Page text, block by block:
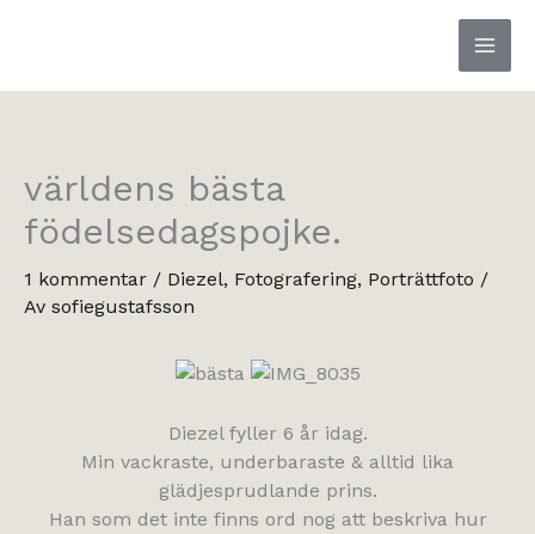
världens bästa
födelsedagspojke.
1 kommentar / Diezel, Fotografering, Porträttfoto /
Av sofiegustafsson
Diezel fyller 6 år idag.
Min vackraste, underbaraste & alltid lika
glädjesprudlande prins.
Han som det inte finns ord nog att beskriva hur